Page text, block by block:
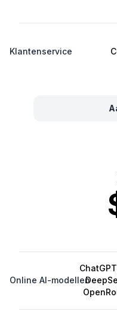
Klantenservice
Online AI-modellen